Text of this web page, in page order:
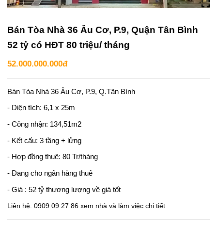
Bán Tòa Nhà 36 Âu Cơ, P.9, Quận Tân Bình
52 tỷ có HĐT 80 triệu/ tháng
52.000.000.000đ
Bán Tòa Nhà 36 Âu Cơ, P.9, Q.Tân Bình
- Diện tích: 6,1 x 25m
- Công nhận: 134,51m2
- Kết cấu: 3 tầng + lửng
- Hợp đồng thuê: 80 Tr/tháng
- Đang cho ngân hàng thuê
- Giá : 52 tỷ thương lượng về giá tốt
Liên hệ: 0909 09 27 86 xem nhà và làm việc chi tiết